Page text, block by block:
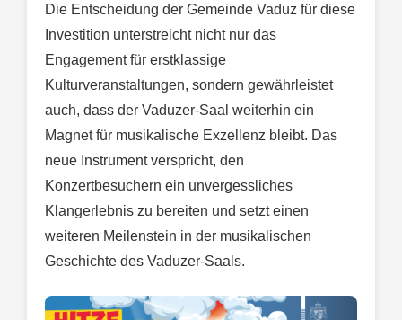
Die Entscheidung der Gemeinde Vaduz für diese
Investition unterstreicht nicht nur das
Engagement für erstklassige
Kulturveranstaltungen, sondern gewährleistet
auch, dass der Vaduzer-Saal weiterhin ein
Magnet für musikalische Exzellenz bleibt. Das
neue Instrument verspricht, den
Konzertbesuchern ein unvergessliches
Klangerlebnis zu bereiten und setzt einen
weiteren Meilenstein in der musikalischen
Geschichte des Vaduzer-Saals.